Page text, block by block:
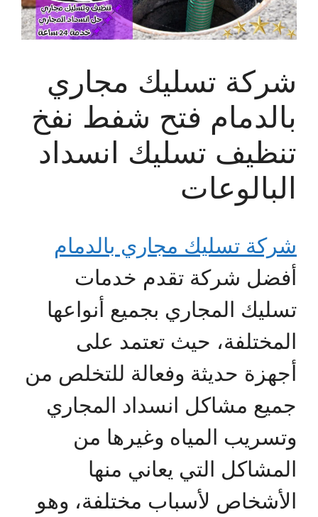
شركة تسليك مجاري
بالدمام فتح شفط نفخ
تنظيف تسليك انسداد
البالوعات
شركة تسليك مجاري بالدمام
أفضل شركة تقدم خدمات
تسليك المجاري بجميع أنواعها
المختلفة، حيث تعتمد على
أجهزة حديثة وفعالة للتخلص من
جميع مشاكل انسداد المجاري
وتسريب المياه وغيرها من
المشاكل التي يعاني منها
الأشخاص لأسباب مختلفة، وهو